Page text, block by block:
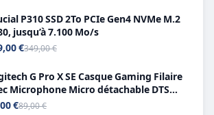
P310 SSD 2To PCIe Gen4 NVMe M.2
jusqu’à 7.100 Mo/s
€349,00 €
G Pro X SE Casque Gaming Filaire
Microphone Micro détachable DTS
X 7.1
€89,00 €